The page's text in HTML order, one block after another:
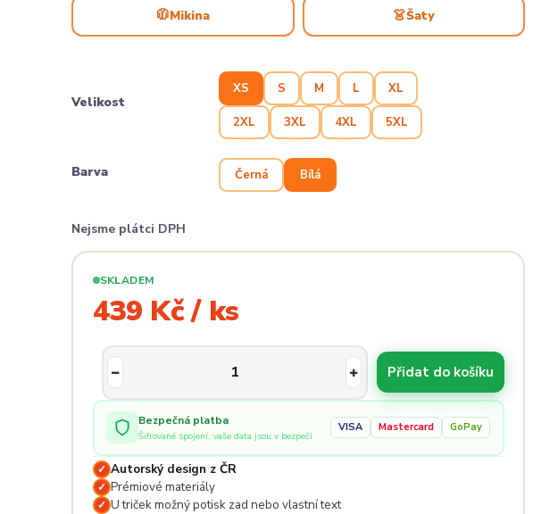
🧥Mikina 👗Šaty
Velikost
XS S M L XL
2XL 3XL 4XL 5XL
Barva Černá Bílá
Nejsme plátci DPH
SKLADEM
439 Kč / ks
Přidat do košíku
Bezpečná platba
Šifrované spojení, vaše data jsou v bezpečí
VISA Mastercard GoPay
✓ Autorský design z ČR
✓ Prémiové materiály
✓ U triček možný potisk zad nebo vlastní text